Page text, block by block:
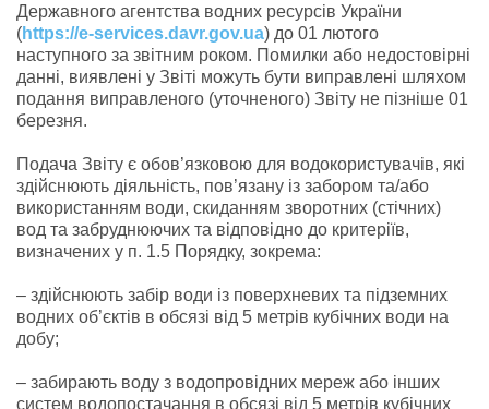
Державного агентства водних ресурсів України
(https://e-services.davr.gov.ua) до 01 лютого
наступного за звітним роком. Помилки або недостовірні
данні, виявлені у Звіті можуть бути виправлені шляхом
подання виправленого (уточненого) Звіту не пізніше 01
березня.
Подача Звіту є обов’язковою для водокористувачів, які
здійснюють діяльність, пов’язану із забором та/або
використанням води, скиданням зворотних (стічних)
вод та забруднюючих та відповідно до критеріїв,
визначених у п. 1.5 Порядку, зокрема:
– здійснюють забір води із поверхневих та підземних
водних об’єктів в обсязі від 5 метрів кубічних води на
добу;
– забирають воду з водопровідних мереж або інших
систем водопостачання в обсязі від 5 метрів кубічних